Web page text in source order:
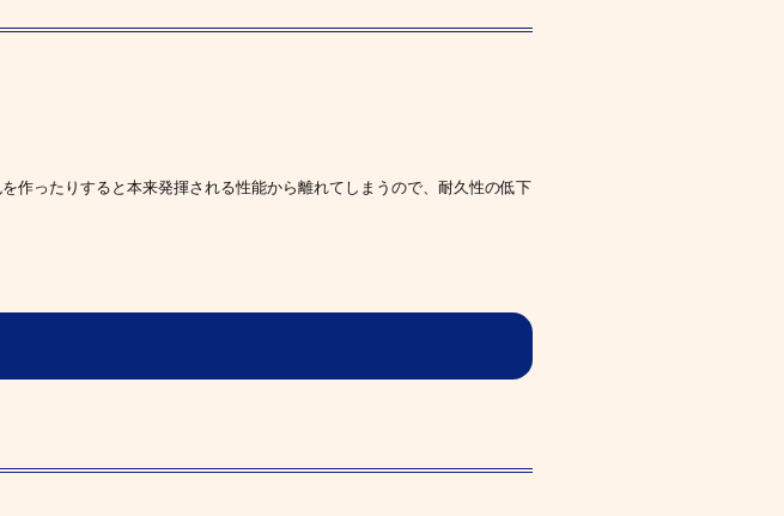
作ったりすると本来発揮される性能から離れてしまうので、耐久性の低下